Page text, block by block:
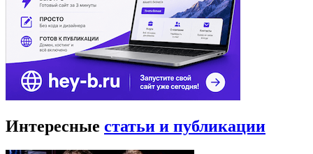
Интересные статьи и публикации